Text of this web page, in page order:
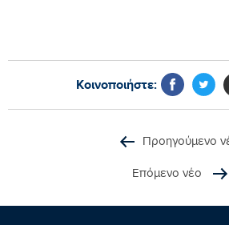
Κοινοποιήστε:
Προηγούμενο
Επόμενο νέο